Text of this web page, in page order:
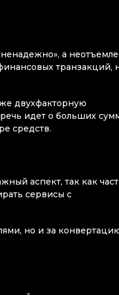
а
транзакций,
двухфакторную
идет о больших
средств.
аспект, так как
сервисы с
но и за